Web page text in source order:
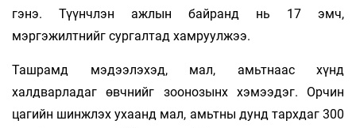
гэнэ. Түүнчлэн ажлын байранд нь 17 эмч,
мэргэжилтнийг сургалтад хамруулжээ.
Ташрамд мэдээлэхэд, мал, амьтнаас хүнд
халдварладаг өвчнийг зоонозынх хэмээдэг. Орчин
цагийн шинжлэх ухаанд мал, амьтны дунд тархдаг 300